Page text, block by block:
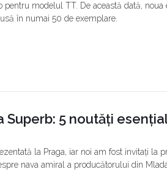
modelul TT. De această dată, noua
în numai 50 de exemplare.
Superb: 5 noutăți
la Praga, iar noi am fost invitați la
nava amiral a producătorului din